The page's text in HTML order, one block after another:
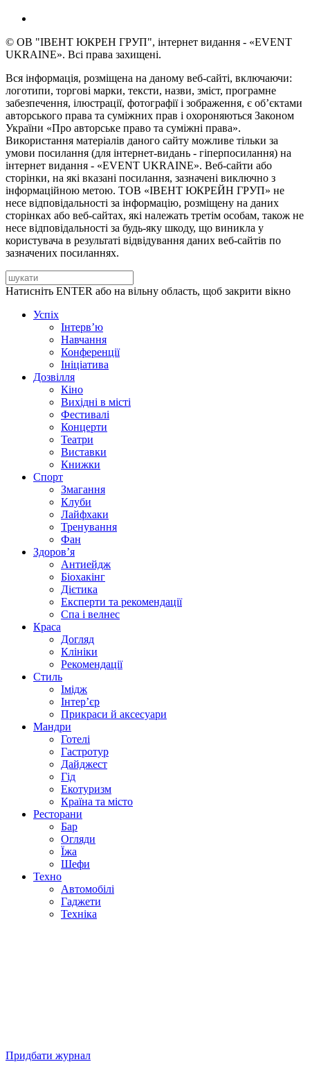
© ОВ "ІВЕНТ ЮКРЕН ГРУП", інтернет видання - «EVENT
UKRAINE». Всі права захищені.
Вся інформація, розміщена на даному веб-сайті, включаючи:
логотипи, торгові марки, тексти, назви, зміст, програмне
забезпечення, ілюстрації, фотографії і зображення, є об’єктами
авторського права та суміжних прав і охороняються Законом
України «Про авторське право та суміжні права».
Використання матеріалів даного сайту можливе тільки за
умови посилання (для інтернет-видань - гіперпосилання) на
інтернет видання - «EVENT UKRAINE». Веб-сайти або
сторінки, на які вказані посилання, зазначені виключно з
інформаційною метою. ТОВ «ІВЕНТ ЮКРЕЙН ГРУП» не
несе відповідальності за інформацію, розміщену на даних
сторінках або веб-сайтах, які належать третім особам, також не
несе відповідальності за будь-яку шкоду, що виникла у
користувача в результаті відвідування даних веб-сайтів по
зазначених посиланнях.
Натисніть ENTER або на вільну область, щоб закрити вікно
Успіх
Інтерв’ю
Навчання
Конференції
Ініціатива
Дозвілля
Кіно
Вихідні в місті
Фестивалі
Концерти
Театри
Виставки
Книжки
Спорт
Змагання
Клуби
Лайфхаки
Тренування
Фан
Здоров’я
Антиейдж
Біохакінг
Дієтика
Експерти та рекомендації
Спа i велнес
Краса
Догляд
Клініки
Рекомендації
Стиль
Імідж
Інтер’єр
Прикраси й аксесуари
Мандри
Готелі
Гастротур
Дайджест
Гід
Екотуризм
Країна та місто
Ресторани
Бар
Огляди
Їжа
Шефи
Техно
Автомобілі
Гаджети
Техніка
Придбати журнал